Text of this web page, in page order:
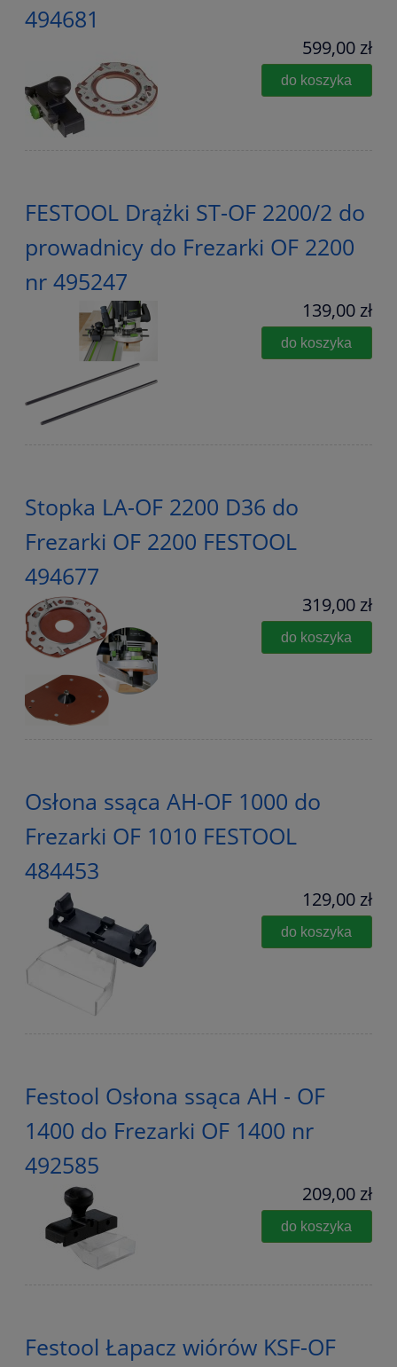
494681
599,00 zł
do koszyka
FESTOOL Drążki ST-OF 2200/2 do
prowadnicy do Frezarki OF 2200
nr 495247
139,00 zł
do koszyka
Stopka LA-OF 2200 D36 do
Frezarki OF 2200 FESTOOL
494677
319,00 zł
do koszyka
Osłona ssąca AH-OF 1000 do
Frezarki OF 1010 FESTOOL
484453
129,00 zł
do koszyka
Festool Osłona ssąca AH - OF
1400 do Frezarki OF 1400 nr
492585
209,00 zł
do koszyka
Festool Łapacz wiórów KSF-OF